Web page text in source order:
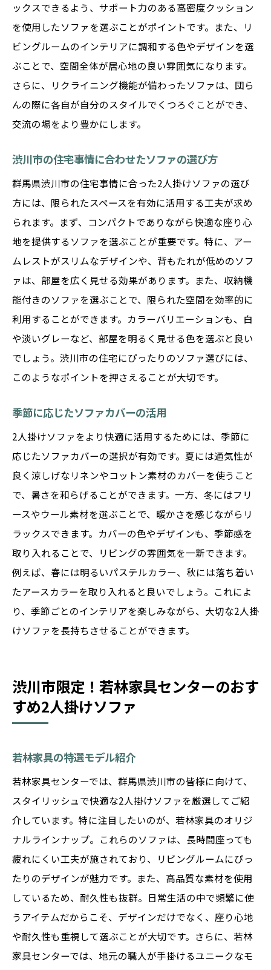
ックスできるよう、サポート力のある高密度クッション
を使用したソファを選ぶことがポイントです。また、リ
ビングルームのインテリアに調和する色やデザインを選
ぶことで、空間全体が居心地の良い雰囲気になります。
さらに、リクライニング機能が備わったソファは、団ら
んの際に各自が自分のスタイルでくつろぐことができ、
交流の場をより豊かにします。
渋川市の住宅事情に合わせたソファの選び方
群馬県渋川市の住宅事情に合った2人掛けソファの選び
方には、限られたスペースを有効に活用する工夫が求め
られます。まず、コンパクトでありながら快適な座り心
地を提供するソファを選ぶことが重要です。特に、アー
ムレストがスリムなデザインや、背もたれが低めのソフ
ァは、部屋を広く見せる効果があります。また、収納機
能付きのソファを選ぶことで、限られた空間を効率的に
利用することができます。カラーバリエーションも、白
や淡いグレーなど、部屋を明るく見せる色を選ぶと良い
でしょう。渋川市の住宅にぴったりのソファ選びには、
このようなポイントを押さえることが大切です。
季節に応じたソファカバーの活用
2人掛けソファをより快適に活用するためには、季節に
応じたソファカバーの選択が有効です。夏には通気性が
良く涼しげなリネンやコットン素材のカバーを使うこと
で、暑さを和らげることができます。一方、冬にはフリ
ースやウール素材を選ぶことで、暖かさを感じながらリ
ラックスできます。カバーの色やデザインも、季節感を
取り入れることで、リビングの雰囲気を一新できます。
例えば、春には明るいパステルカラー、秋には落ち着い
たアースカラーを取り入れると良いでしょう。これによ
り、季節ごとのインテリアを楽しみながら、大切な2人掛
けソファを長持ちさせることができます。
渋川市限定！若林家具センターのおす
すめ2人掛けソファ
若林家具の特選モデル紹介
若林家具センターでは、群馬県渋川市の皆様に向けて、
スタイリッシュで快適な2人掛けソファを厳選してご紹
介しています。特に注目したいのが、若林家具のオリジ
ナルラインナップ。これらのソファは、長時間座っても
疲れにくい工夫が施されており、リビングルームにぴっ
たりのデザインが魅力です。また、高品質な素材を使用
しているため、耐久性も抜群。日常生活の中で頻繁に使
うアイテムだからこそ、デザインだけでなく、座り心地
や耐久性も重視して選ぶことが大切です。さらに、若林
家具センターでは、地元の職人が手掛けるユニークなモ